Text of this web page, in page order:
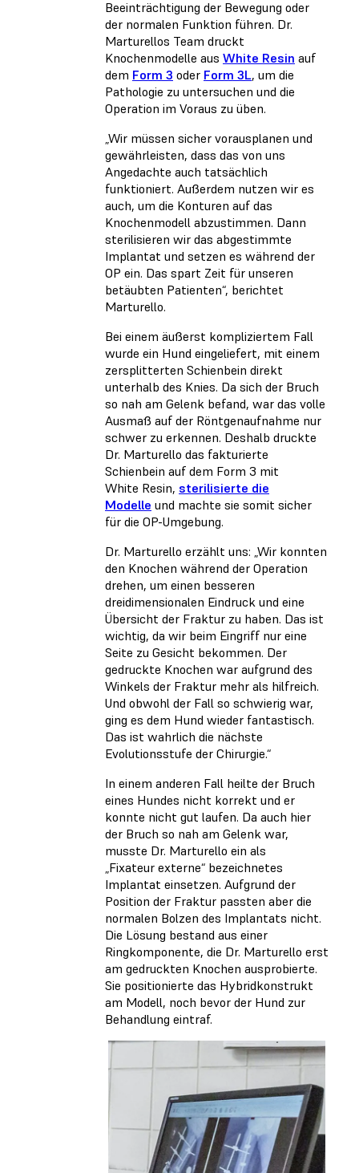
Beeinträchtigung der Bewegung oder
der normalen Funktion führen. Dr.
Marturellos Team druckt
Knochenmodelle aus White Resin auf
dem Form 3 oder Form 3L, um die
Pathologie zu untersuchen und die
Operation im Voraus zu üben.
„Wir müssen sicher vorausplanen und
gewährleisten, dass das von uns
Angedachte auch tatsächlich
funktioniert. Außerdem nutzen wir es
auch, um die Konturen auf das
Knochenmodell abzustimmen. Dann
sterilisieren wir das abgestimmte
Implantat und setzen es während der
OP ein. Das spart Zeit für unseren
betäubten Patienten“, berichtet
Marturello.
Bei einem äußerst kompliziertem Fall
wurde ein Hund eingeliefert, mit einem
zersplitterten Schienbein direkt
unterhalb des Knies. Da sich der Bruch
so nah am Gelenk befand, war das volle
Ausmaß auf der Röntgenaufnahme nur
schwer zu erkennen. Deshalb druckte
Dr. Marturello das fakturierte
Schienbein auf dem Form 3 mit
White Resin, sterilisierte die
Modelle und machte sie somit sicher
für die OP-Umgebung.
Dr. Marturello erzählt uns: „Wir konnten
den Knochen während der Operation
drehen, um einen besseren
dreidimensionalen Eindruck und eine
Übersicht der Fraktur zu haben. Das ist
wichtig, da wir beim Eingriff nur eine
Seite zu Gesicht bekommen. Der
gedruckte Knochen war aufgrund des
Winkels der Fraktur mehr als hilfreich.
Und obwohl der Fall so schwierig war,
ging es dem Hund wieder fantastisch.
Das ist wahrlich die nächste
Evolutionsstufe der Chirurgie.“
In einem anderen Fall heilte der Bruch
eines Hundes nicht korrekt und er
konnte nicht gut laufen. Da auch hier
der Bruch so nah am Gelenk war,
musste Dr. Marturello ein als
„Fixateur externe“ bezeichnetes
Implantat einsetzen. Aufgrund der
Position der Fraktur passten aber die
normalen Bolzen des Implantats nicht.
Die Lösung bestand aus einer
Ringkomponente, die Dr. Marturello erst
am gedruckten Knochen ausprobierte.
Sie positionierte das Hybridkonstrukt
am Modell, noch bevor der Hund zur
Behandlung eintraf.